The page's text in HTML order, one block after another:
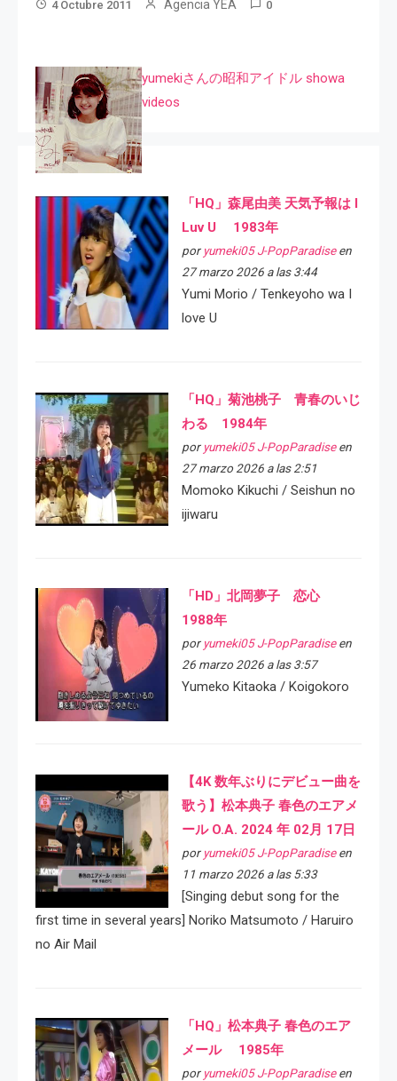
4 Octubre 2011 Agencia YEA 0
yumekiさんの昭和アイドル showa
videos
「HQ」森尾由美 天気予報は I
Luv U 1983年
por yumeki05 J-PopParadiseen
27 marzo 2026 a las 3:44
Yumi Morio / Tenkeyoho wa I
love U
「HQ」菊池桃子 青春のいじ
わる 1984年
por yumeki05 J-PopParadiseen
27 marzo 2026 a las 2:51
Momoko Kikuchi / Seishun no
ijiwaru
「HD」北岡夢子 恋心
1988年
por yumeki05 J-PopParadiseen
26 marzo 2026 a las 3:57
Yumeko Kitaoka / Koigokoro
【4K 数年ぶりにデビュー曲を
歌う】松本典子 春色のエアメ
ール O.A. 2024 年 02月 17日
por yumeki05 J-PopParadiseen
11 marzo 2026 a las 5:33
[Singing debut song for the
first time in several years] Noriko Matsumoto / Haruiro
no Air Mail
「HQ」松本典子 春色のエア
メール 1985年
por yumeki05 J-PopParadiseen